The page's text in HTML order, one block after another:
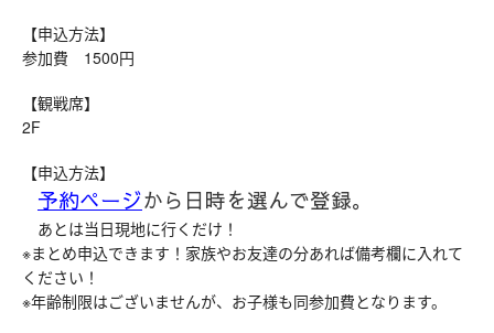
【申込方法】
参加費 1500円
【観戦席】
2F
【申込方法】
予約ページから日時を選んで登録。
あとは当日現地に行くだけ！
※まとめ申込できます！家族やお友達の分あれば備考欄に入れて
ください！
※年齢制限はございませんが、お子様も同参加費となります。